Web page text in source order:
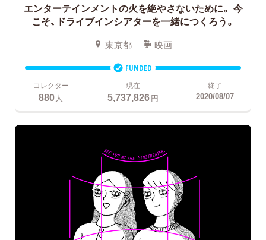
エンターテインメントの火を絶やさないために。 今
こそ、ドライブインシアターを一緒につくろう。
東京都 映画
FUNDED
コレクター
880人
現在
5,737,826円
終了
2020/08/07